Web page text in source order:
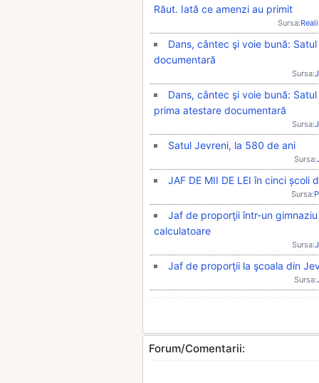
Răut. Iată ce amenzi au primit
Sursa:
Dans, cântec şi voie bună:
documentară
Sursa:
Dans, cântec şi voie bună:
prima atestare documentară
Sursa:
Satul Jevreni, la 580 de ani
Sursa:
JAF DE MII DE LEI în cinci
Sursa:
Jaf de proporţii într-un
calculatoare
Sursa:
Jaf de proporţii la şcoala din
Sursa:
Forum/Comentarii: